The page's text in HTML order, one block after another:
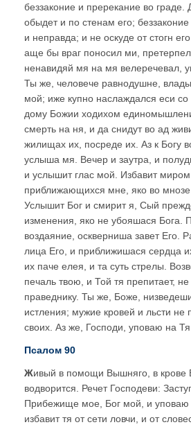
беззаконие и пререкание во
обыдет и по стенам его;
и неправда; и не оскуде от стогн
аще бы враг поносил ми,
ненавидяй мя на мя велеречевал,
Ты же, человече равнодушне,
мой; иже купно наслаждался еси
дому Божии ходихом
смерть на ня, и да снидут во ад
жилищах их, посреде их. Аз к Богу
услыша мя. Вечер и заутра, и
и услышит глас мой. Избавит
приближающихся мне, яко во
Услышит Бог и смирит я, Сый
изменения, яко не убояшася Бога.
воздаяние, оскверниша завет Его.
лица Его, и приближишася сердца
их паче елея, и та суть стрелы.
печаль твою, и Той тя препитает,
праведнику. Ты же, Боже,
истления; мужие кровей и льсти не
своих. Аз же, Господи, уповаю на Тя.
Псалом 90
Живый в помощи Вышняго, в крове
водворится. Речет Господеви:
Прибежище мое, Бог мой, и уповаю
избавит тя от сети ловчи, и от